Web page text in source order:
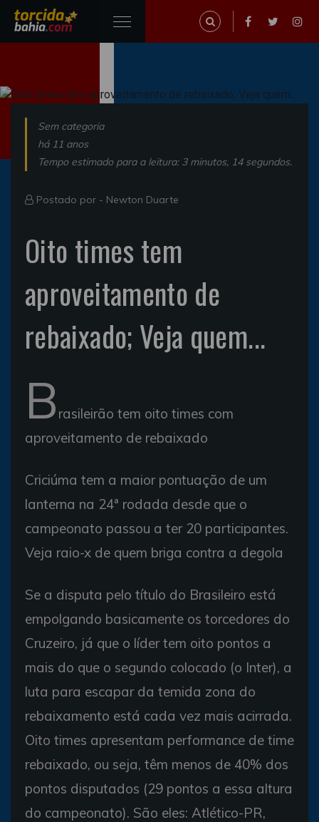
Sem categoria
há 11 anos
Tempo estimado para a leitura: 3 minutos, 14 segundos.
Postado por - Newton Duarte
Oito times tem
aproveitamento de
rebaixado; Veja quem...
B rasileirão tem oito times com
aproveitamento de rebaixado
Criciúma tem a maior pontuação de um
lanterna na 24ª rodada desde que o
campeonato passou a ter 20 participantes.
Veja raio-x de quem briga contra a degola
Se a disputa pelo título do Brasileiro está
empolgando basicamente os torcedores do
Cruzeiro, já que o líder tem oito pontos a
mais do que o segundo colocado (o Inter), a
luta para escapar da temida zona do
rebaixamento está cada vez mais acirrada.
Oito times apresentam performance de time
rebaixado, ou seja, têm menos de 40% dos
pontos disputados (29 pontos a essa altura
do campeonato). São eles: Atlético-PR,